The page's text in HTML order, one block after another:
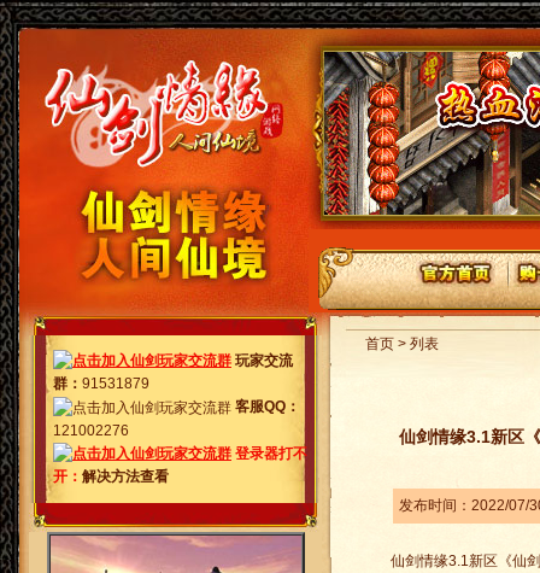
玩家交流
群 ： 91531879
客服QQ：
121002276
登录器打不
开： 解决方法查看
首页 > 列表
仙剑情缘3.1新区
发布时间：2022/07/
仙剑情缘3.1新区《仙